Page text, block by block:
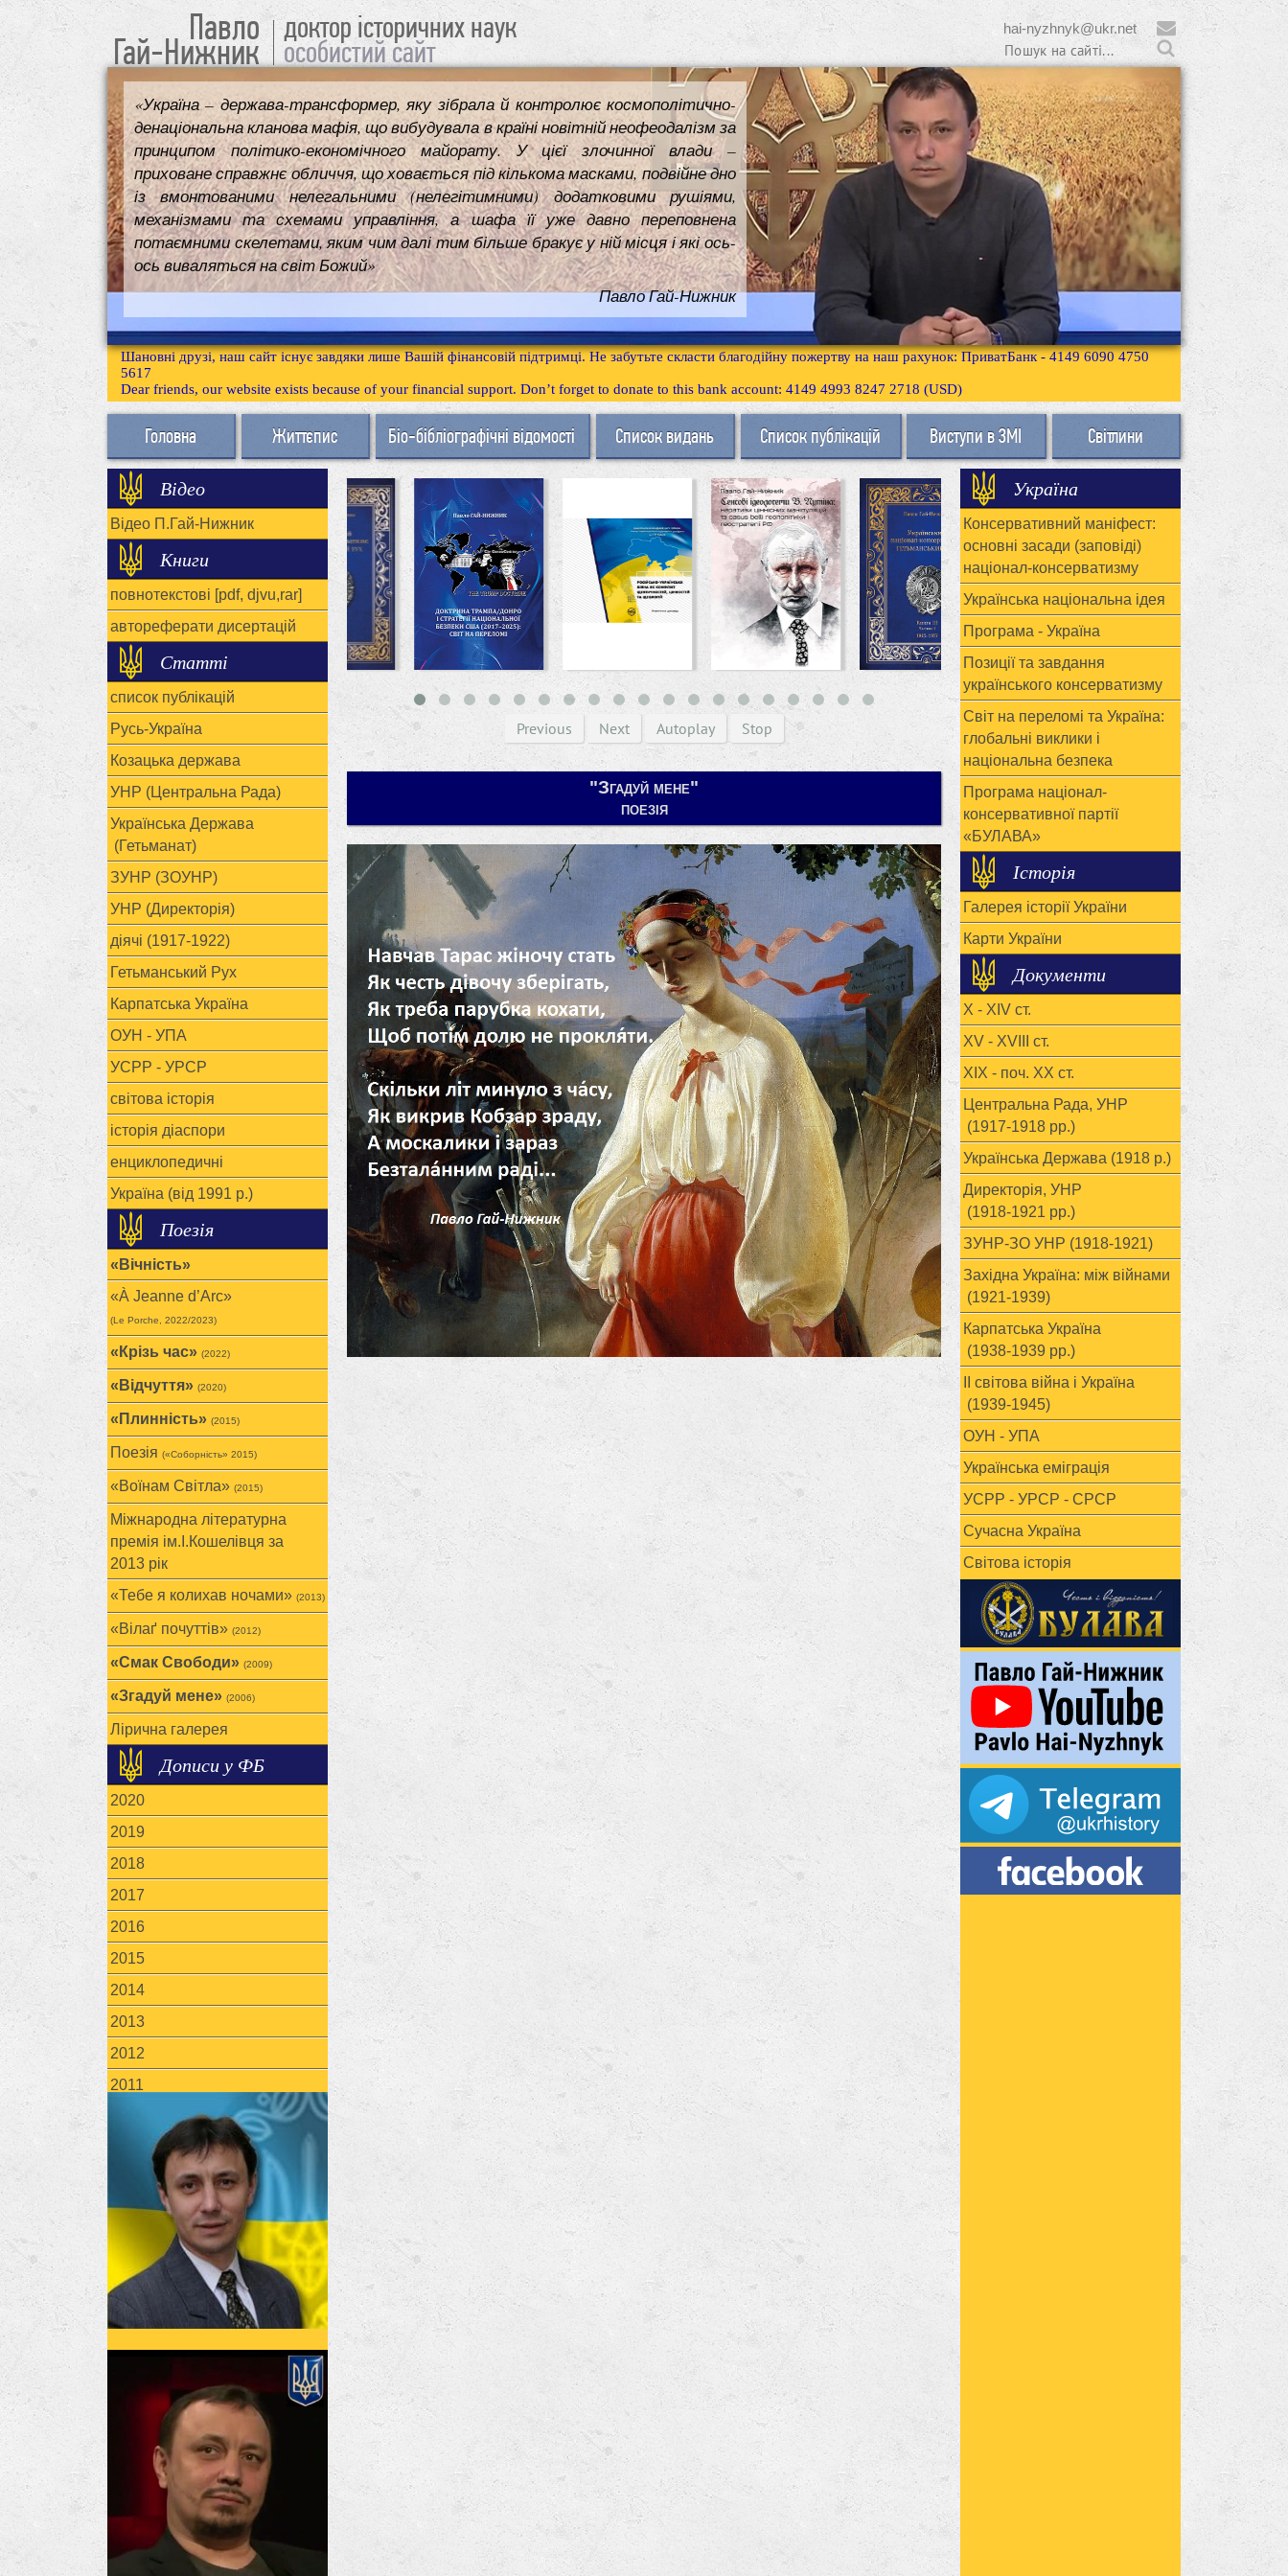
Павло
Гай-Нижник
доктор історичних наук
особистий сайт
hai-nyzhnyk@ukr.net
«Україна – держава-трансформер, яку зібрала й контролює космополітично-
денаціональна кланова мафія, що вибудувала в країні новітній неофеодалізм за
принципом політико-економічного майорату. У цієї злочинної влади –
приховане справжнє обличчя, що ховається під кількома масками, подвійне дно
із вмонтованими нелегальними (нелегітимними) додатковими рушіями,
механізмами та схемами управління, а шафа її уже давно переповнена
потаємними скелетами, яким чим далі тим більше бракує у ній місця і які ось-
ось виваляться на світ Божий»
Павло Гай-Нижник
Шановні друзі, наш сайт існує завдяки лише Вашій фінансовій підтримці. Не забутьте скласти благодійну пожертву на наш рахунок: ПриватБанк - 4149 6090 4750
5617
Dear friends, our website exists because of your financial support. Don’t forget to donate to this bank account: 4149 4993 8247 2718 (USD)
Головна Життєпис Біо-бібліографічні відомості Список видань Список публікацій Виступи в ЗМІ Світлини
Відео
Відео П.Гай-Нижник
Книги
повнотекстові [pdf, djvu,rar]
автореферати дисертацій
Статті
список публікацій
Русь-Україна
Козацька держава
УНР (Центральна Рада)
Українська Держава
(Гетьманат)
ЗУНР (ЗОУНР)
УНР (Директорія)
діячі (1917-1922)
Гетьманський Рух
Карпатська Україна
ОУН - УПА
УСРР - УРСР
світова історія
історія діаспори
енциклопедичні
Україна (від 1991 р.)
Поезія
«Вічність»
«À Jeanne d’Arc»
(Le Porche, 2022/2023)
«Крізь час» (2022)
«Відчуття» (2020)
«Плинність» (2015)
Поезія («Соборність» 2015)
«Воїнам Cвітла» (2015)
Міжнародна літературна
премія ім.І.Кошелівця за
2013 рік
«Тебе я колихав ночами» (2013)
«Вілаґ почуттів» (2012)
«Смак Свободи» (2009)
«Згадуй мене» (2006)
Лірична галерея
Дописи у ФБ
2020
2019
2018
2017
2016
2015
2014
2013
2012
2011
Previous Next Autoplay Stop
"Згадуй мене"
поезія
Україна
Консервативний маніфест:
основні засади (заповіді)
націонал-консерватизму
Українська національна ідея
Програма - Україна
Позиції та завдання
українського консерватизму
Світ на переломі та Україна:
глобальні виклики і
національна безпека
Програма націонал-
консервативної партії
«БУЛАВА»
Історія
Галерея історії України
Карти України
Документи
X - XIV ст.
XV - XVIII ст.
ХІХ - поч. ХХ ст.
Центральна Рада, УНР
(1917-1918 рр.)
Українська Держава (1918 р.)
Директорія, УНР
(1918-1921 рр.)
ЗУНР-ЗО УНР (1918-1921)
Західна Україна: між війнами
(1921-1939)
Карпатська Україна
(1938-1939 рр.)
ІІ світова війна і Україна
(1939-1945)
ОУН - УПА
Українська еміграція
УСРР - УРСР - СРСР
Сучасна Україна
Світова історія